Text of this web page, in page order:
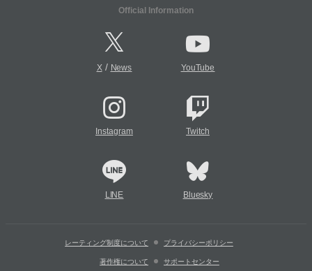
Official Information
X/ News YouTube
Instagram Twitch
LINE Bluesky
レーティング制度について プライバシーポリシー
著作権について サポートセンター